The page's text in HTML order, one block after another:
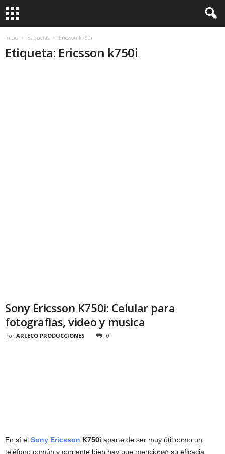
Inicio Etiquetas Ericsson k750i
Etiqueta: Ericsson k750i
Sony Ericsson K750i: Celular para
fotografias, video y musica
Por ARLECO PRODUCCIONES 0
En sí el Sony Ericsson K750i aparte de ser muy útil como un
teléfono común y corriente bien hay que mencionar su eficacia